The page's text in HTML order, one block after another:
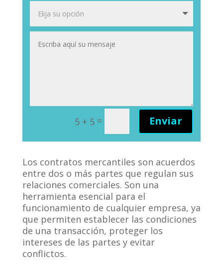
5 + 5 = Enviar
Los contratos mercantiles son acuerdos
entre dos o más partes que regulan sus
relaciones comerciales. Son una
herramienta esencial para el
funcionamiento de cualquier empresa, ya
que permiten establecer las condiciones
de una transacción, proteger los
intereses de las partes y evitar
conflictos.